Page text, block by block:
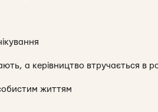
а керівництво втручається в
життям